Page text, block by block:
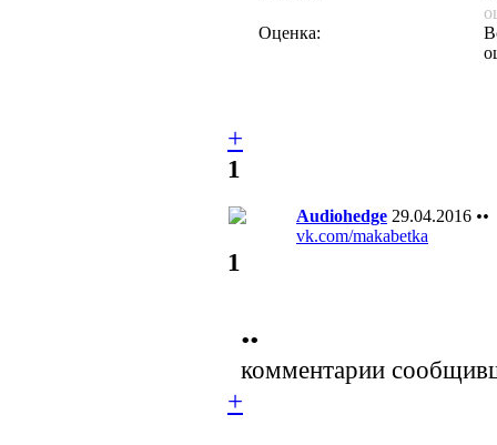
Оценка:
+
1
Audiohedge 29.04.2016 ••
vk.com/makabetka
1
••
комментарии
+